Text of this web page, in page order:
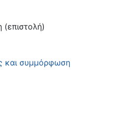
(επιστολή)
και συμμόρφωση